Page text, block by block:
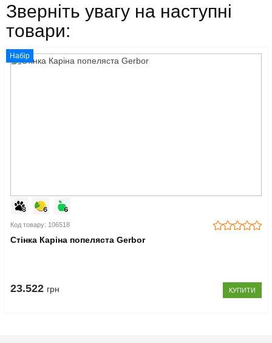
Зверніть увагу на наступні
товари:
Набір
Код товару: 106518
Стінка Каріна попеляста Gerbor
23.522 грн КУПИТИ